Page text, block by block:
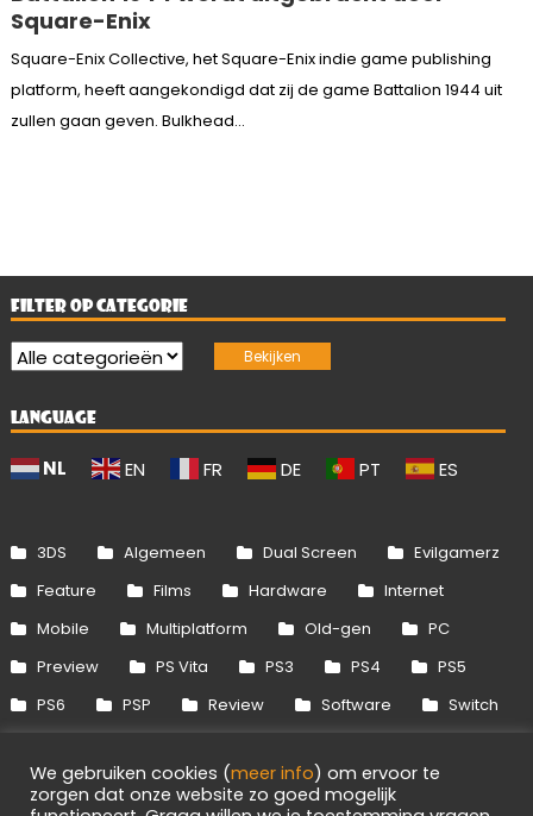
Square-Enix
Square-Enix Collective, het Square-Enix indie game publishing
platform, heeft aangekondigd dat zij de game Battalion 1944 uit
zullen gaan geven. Bulkhead...
FILTER OP CATEGORIE
LANGUAGE
NL EN FR DE PT ES
3DS Algemeen Dual Screen
Evilgamerz
Feature
Films Hardware
Internet
Mobile
Multiplatform Old-gen
PC
Preview
PS Vita PS3 PS4
PS5
PS6
PSP Review Software
Switch
Xbox 360
Xbox One Xbox Series
We gebruiken cookies (meer info) om ervoor te
zorgen dat onze website zo goed mogelijk